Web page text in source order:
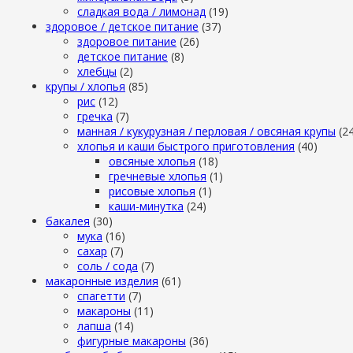
сладкая вода / лимонад (19)
здоровое / детское питание (37)
здоровое питание (26)
детское питание (8)
хлебцы (2)
крупы / хлопья (85)
рис (12)
гречка (7)
манная / кукурузная / перловая / овсяная крупы
хлопья и каши быстрого приготовления (40)
овсяные хлопья (18)
гречневые хлопья (1)
рисовые хлопья (1)
каши-минутка (24)
бакалея (30)
мука (16)
сахар (7)
cоль / cода (7)
макаронные изделия (61)
cпагетти (7)
макароны (11)
лапша (14)
фигурные макароны (36)